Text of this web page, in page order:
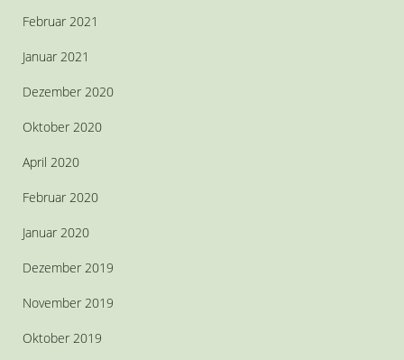
Februar 2021
Januar 2021
Dezember 2020
Oktober 2020
April 2020
Februar 2020
Januar 2020
Dezember 2019
November 2019
Oktober 2019